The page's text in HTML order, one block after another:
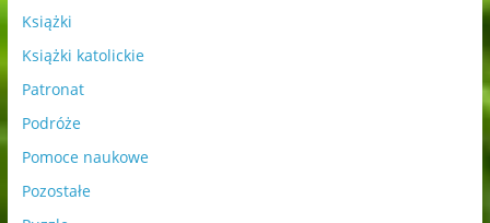
Książki
Książki katolickie
Patronat
Podróże
Pomoce naukowe
Pozostałe